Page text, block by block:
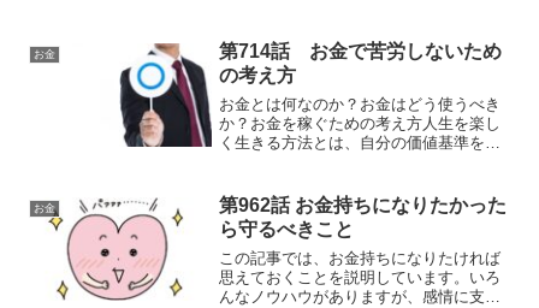
お金
第714話 お金で苦労しないため
の考え方
お金とは何なのか？お金はどう使うべき
か？お金を稼ぐための考え方人生を楽し
く生きる方法とは、自分の価値基準を定
お金
第962話 お金持ちになりたかった
ら守るべきこと
この記事では、お金持ちになりたければ
思えておくことを説明しています。いろ
んなノウハウがありますが、感情に支配